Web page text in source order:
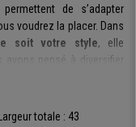
de s’adapter
voudrez la placer. Dans
soit votre style, elle
avons pensé à diversifier
en cuir synthétique ou
Largeur totale : 43